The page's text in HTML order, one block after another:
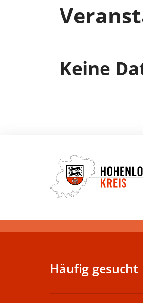
Keine
Häufig gesucht